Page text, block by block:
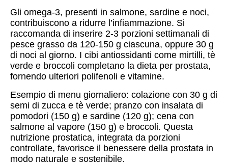
Gli omega-3, presenti in salmone, sardine e noci,
contribuiscono a ridurre l’infiammazione. Si
raccomanda di inserire 2-3 porzioni settimanali di
pesce grasso da 120-150 g ciascuna, oppure 30 g
di noci al giorno. I cibi antiossidanti come mirtilli, tè
verde e broccoli completano la dieta per prostata,
fornendo ulteriori polifenoli e vitamine.
Esempio di menu giornaliero: colazione con 30 g di
semi di zucca e tè verde; pranzo con insalata di
pomodori (150 g) e sardine (120 g); cena con
salmone al vapore (150 g) e broccoli. Questa
nutrizione prostatica, integrata da porzioni
controllate, favorisce il benessere della prostata in
modo naturale e sostenibile.